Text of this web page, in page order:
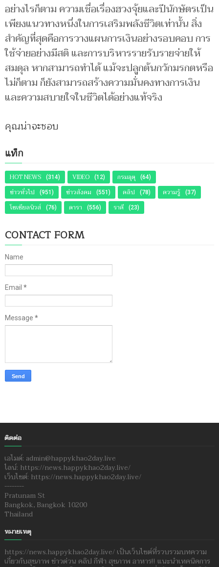
อย่างไรก็ตาม ความเชื่อเรื่องฮวงจุ้ยและปีนักษัตรเป็น
เพียงแนวทางหนึ่งในการเสริมพลังชีวิตเท่านั้น สิ่ง
สำคัญที่สุดคือการวางแผนการเงินอย่างรอบคอบ การ
ใช้จ่ายอย่างมีสติ และการบริหารรายรับรายจ่ายให้
สมดุล หากสามารถทำได้ แม้จะปลูกต้นกวักมรกตหรือ
ไม่ก็ตาม ก็ยังสามารถสร้างความมั่นคงทางการเงิน
และความสบายใจในชีวิตได้อย่างแท้จริง
คุณน่าจะชอบ
แท็ก
HOT NEWS (314) VIDEO (12) กรมอุตุ (64)
ข่าวทั่วไป (951) ข่าวสังคม (551) คลิป (78) ความรู้ (37)
โซเชียลนิวส์ (76) ดารา (556) ราศี (23)
CONTACT FORM
Name
Email *
Message *
ติดต่อ
เอไมด์: admin@happykhao2day.live
ไลน์: https://news.happykhao2day.live/
เว็บไซต์: https://news.happykhao2day.live/
--------
Pratunam St
Bangkok, Bangkok 10200
Thailand
หมายเหตุ
https://news.happykhao2day.live/ เป็นเว็บไซต์ที่รวบรวมบทความ
เกี่ยวกับสุขภาพ ข่าวด่วน คลิป กีฬา สุขภาพ อาหาร!! แนะนำเทคนิคการ